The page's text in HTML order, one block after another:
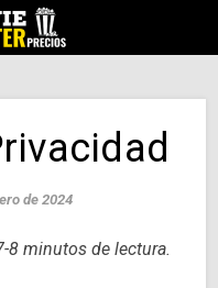
de 2024
8 minutos de lectura.